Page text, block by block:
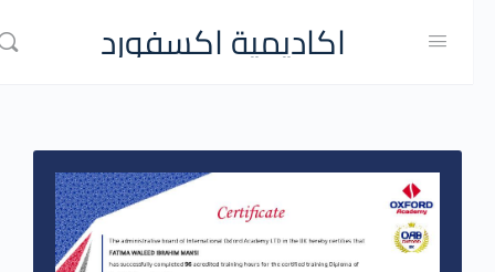
اكاديمية اكسفورد